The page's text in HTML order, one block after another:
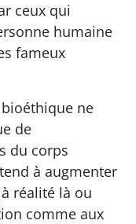
ceux qui
humaine
fameux
ne
de
du corps
à augmenter
réalité là ou
comme aux